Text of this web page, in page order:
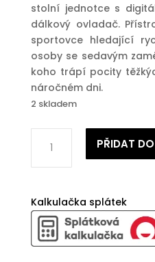
stolní jednotce s
dálkový ovladač.
sportovce hledající
osoby se sedavým
koho trápí pocity
náročném dni.
2 skladem
přístroj
BeautyRelax
Deluxe
Long
množství
PŘIDAT
Kalkulačka splátek